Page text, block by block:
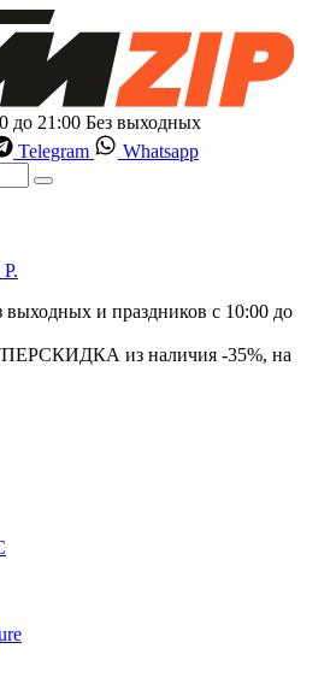
до 21:00 Без выходных
Telegram Whatsapp
Р.
выходных и праздников с 10:00 до
из наличия -35%, на